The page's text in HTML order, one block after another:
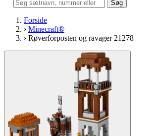
Søg
Forside
› Minecraft®
› Røverforposten og ravager 21278